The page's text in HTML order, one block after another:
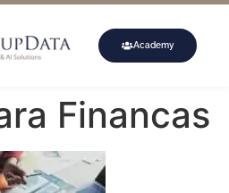
Academy
Financas